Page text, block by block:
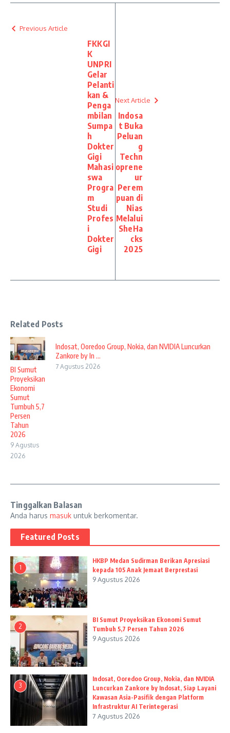
Previous Article
FKKGI
K
UNPRI
Gelar
Pelanti
kan &
Penga
mbilan
Sumpa
h
Dokter
Gigi
Mahasi
swa
Progra
m
Studi
Profes
i
Dokter
Gigi
Next Article
Indosa
t Buka
Peluan
g
Techn
oprene
ur
Perem
puan di
Nias
Melalui
SheHa
cks
2025
Related Posts
BI Sumut
Proyeksikan
Ekonomi
Sumut
Tumbuh 5,7
Persen
Tahun
2026
9 Agustus
2026
Indosat, Ooredoo Group, Nokia, dan NVIDIA Luncurkan
Zankore by In ...
7 Agustus 2026
Tinggalkan Balasan
Anda harus masuk untuk berkomentar.
Featured Posts
1
HKBP Medan Sudirman Berikan Apresiasi
kepada 105 Anak Jemaat Berprestasi
9 Agustus 2026
2
BI Sumut Proyeksikan Ekonomi Sumut
Tumbuh 5,7 Persen Tahun 2026
9 Agustus 2026
3
Indosat, Ooredoo Group, Nokia, dan NVIDIA
Luncurkan Zankore by Indosat, Siap Layani
Kawasan Asia-Pasifik dengan Platform
Infrastruktur AI Terintegerasi
7 Agustus 2026